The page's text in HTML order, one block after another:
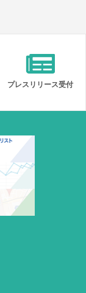
プレスリリース受付